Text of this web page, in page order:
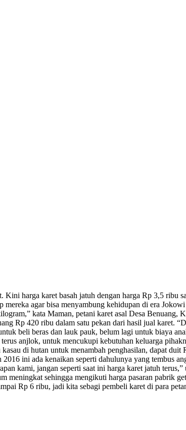
harga karet basah jatuh dengan harga Rp 3,5 ribu
agar bisa menyambung kehidupan di era
kata Maman, petani karet asal Desa Benuang,
Rp 420 ribu dalam satu pekan dari hasil jual karet.
beli beras dan lauk pauk, belum lagi untuk biaya
anjlok, untuk mencukupi kebutuhan keluarga
di hutan untuk menambah penghasilan, dapat
ini ada kenaikan seperti dahulunya yang tembus
kami, jangan seperti saat ini harga karet jatuh terus,”‎
meningkat sehingga mengikuti harga pasaran pabrik
Rp 6 ribu, jadi kita sebagi pembeli karet di para